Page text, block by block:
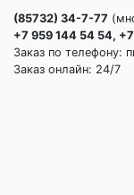
(85732) 34-7-77
+7 959 144 54 54,
Заказ по телефону:
Заказ онлайн: 24/7